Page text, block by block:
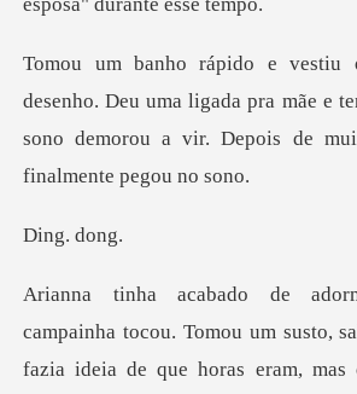
u uma ligada pra mãe e
sono demorou a
g.
ocou. Tomou um susto,
fazia ideia d